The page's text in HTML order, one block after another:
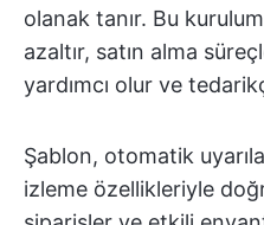
olanak tanır. Bu
azaltır, satın alma
yardımcı olur ve
Şablon, otomatik
izleme özellikleriyle